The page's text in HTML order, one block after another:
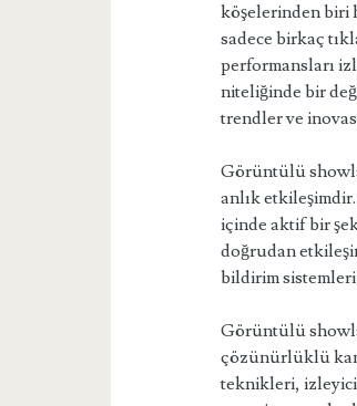
köşelerinden biri
sadece birkaç
performansları
niteliğinde bir
trendler ve
Görüntülü
anlık
içinde aktif bir
doğrudan
bildirim
Görüntülü
çözünürlüklü
teknikleri,